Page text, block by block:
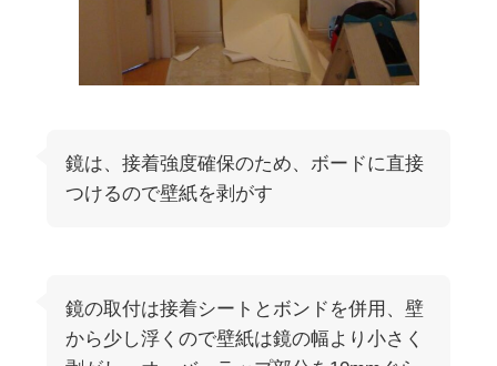
鏡は、接着強度確保のため、ボードに直接
つけるので壁紙を剥がす
鏡の取付は接着シートとボンドを併用、壁
から少し浮くので壁紙は鏡の幅より小さく